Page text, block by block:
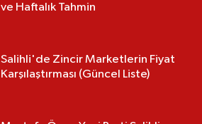
ve Haftalık Tahmin
Salihli'de Zincir Marketlerin Fiyat
Karşılaştırması (Güncel Liste)